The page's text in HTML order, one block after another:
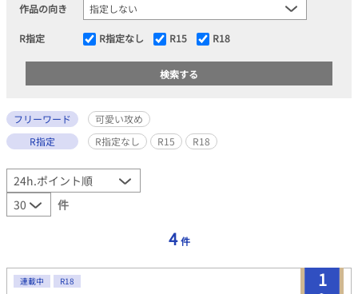
作品の向き
R指定 R指定なし R15 R18
フリーワード
可愛い攻め
R指定
R指定なし R15 R18
件
4 件
1
連載中 R18